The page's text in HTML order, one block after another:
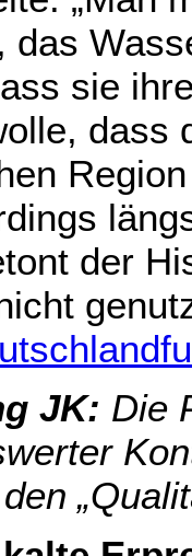
das
sie
dass
der
JK: Die